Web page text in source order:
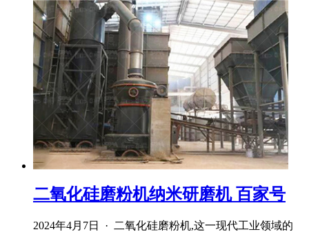
二氧化硅磨粉机纳米研磨机 百家号
2024年4月7日 · 二氧化硅磨粉机,这一现代工业领域的